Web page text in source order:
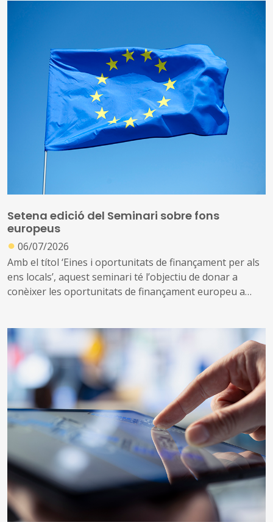
que tenen implicacions jurídiques destacades i que han
El Seminari es dedicarà a examinar aquestes temàtiques
des de diferents perspectives, tenint en compte que una
part d’aquesta edició es desenvoluparà en període
electoral en l’àmbit local. Així, s’abordaran qüestions
relatives al procés electoral local, la millora dels serveis
públics, la simplificació i acceleració administratives, la
contractació pública, l’urbanisme i l’habitatge, els
sistemes algorítmics i la intel·ligència artificial, les
aportacions de les ciències del comportament al dret
local o elcompliancepúblic, entre d’altres
Setena edició del Seminari sobre fons
europeus
● 06/07/2026
Amb el títol ‘Eines i oportunitats de finançament per als
ens locals’, aquest seminari té l’objectiu de donar a
conèixer les oportunitats de finançament europeu a
mecanismes a través dels quals s’hi pot accedir
Aquesta setena edició tindrà lloc de l’octubre de 2026
fins a febrer de 2027 i s’adreça a càrrecs polítics i tècnics
del món local especialment relacionats en
desenvolupament local i promoció econòmica